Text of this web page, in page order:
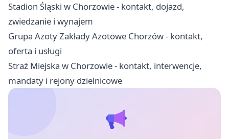
Stadion Śląski w Chorzowie - kontakt, dojazd,
zwiedzanie i wynajem
Grupa Azoty Zakłady Azotowe Chorzów - kontakt,
oferta i usługi
Straż Miejska w Chorzowie - kontakt, interwencje,
mandaty i rejony dzielnicowe